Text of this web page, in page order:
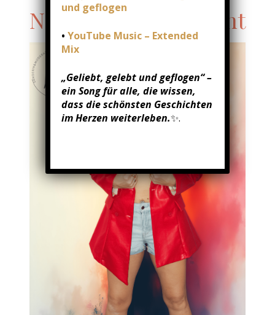
Next Upcoming Event
und geflogen
• YouTube Music – Extended
Mix
„Geliebt, gelebt und geflogen“ –
ein Song für alle, die wissen,
dass die schönsten Geschichten
im Herzen weiterleben.✨.